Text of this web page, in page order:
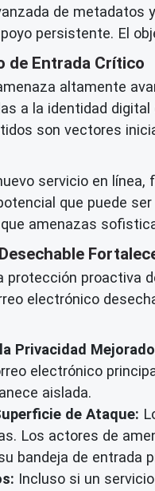
de metadatos
persistente. El
de Entrada Crítico
altamente
a la identidad
son vectores
servicio en
que puede
amenazas
protección proactiva
electrónico
Privacidad
electrónico
aislada.
de Ataque:
Los actores de
bandeja de
Incluso si un